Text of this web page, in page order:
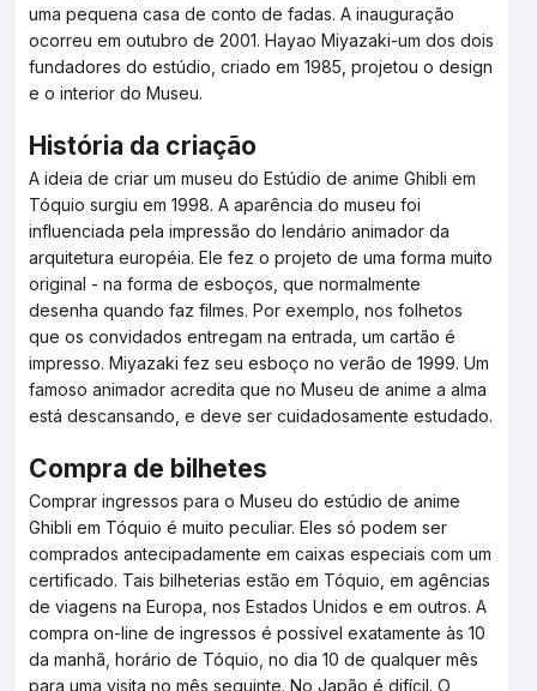
uma pequena casa de conto de fadas. A inauguração
ocorreu em outubro de 2001. Hayao Miyazaki-um dos dois
fundadores do estúdio, criado em 1985, projetou o design
e o interior do Museu.
História da criação
A ideia de criar um museu do Estúdio de anime Ghibli em
Tóquio surgiu em 1998. A aparência do museu foi
influenciada pela impressão do lendário animador da
arquitetura européia. Ele fez o projeto de uma forma muito
original - na forma de esboços, que normalmente
desenha quando faz filmes. Por exemplo, nos folhetos
que os convidados entregam na entrada, um cartão é
impresso. Miyazaki fez seu esboço no verão de 1999. Um
famoso animador acredita que no Museu de anime a alma
está descansando, e deve ser cuidadosamente estudado.
Compra de bilhetes
Comprar ingressos para o Museu do estúdio de anime
Ghibli em Tóquio é muito peculiar. Eles só podem ser
comprados antecipadamente em caixas especiais com um
certificado. Tais bilheterias estão em Tóquio, em agências
de viagens na Europa, nos Estados Unidos e em outros. A
compra on-line de ingressos é possível exatamente às 10
da manhã, horário de Tóquio, no dia 10 de qualquer mês
para uma visita no mês seguinte. No Japão é difícil. O